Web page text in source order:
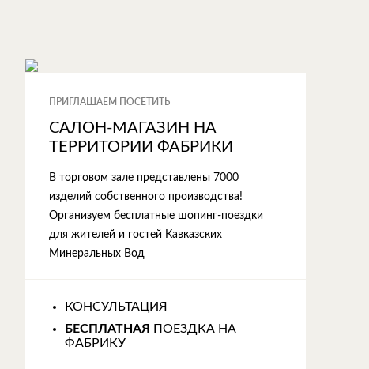
ПРИГЛАШАЕМ ПОСЕТИТЬ
САЛОН-МАГАЗИН НА
ТЕРРИТОРИИ ФАБРИКИ
В торговом зале представлены 7000
изделий собственного производства!
Организуем бесплатные шопинг-поездки
для жителей и гостей Кавказских
Минеральных Вод
КОНСУЛЬТАЦИЯ
БЕСПЛАТНАЯ
ПОЕЗДКА НА
ФАБРИКУ